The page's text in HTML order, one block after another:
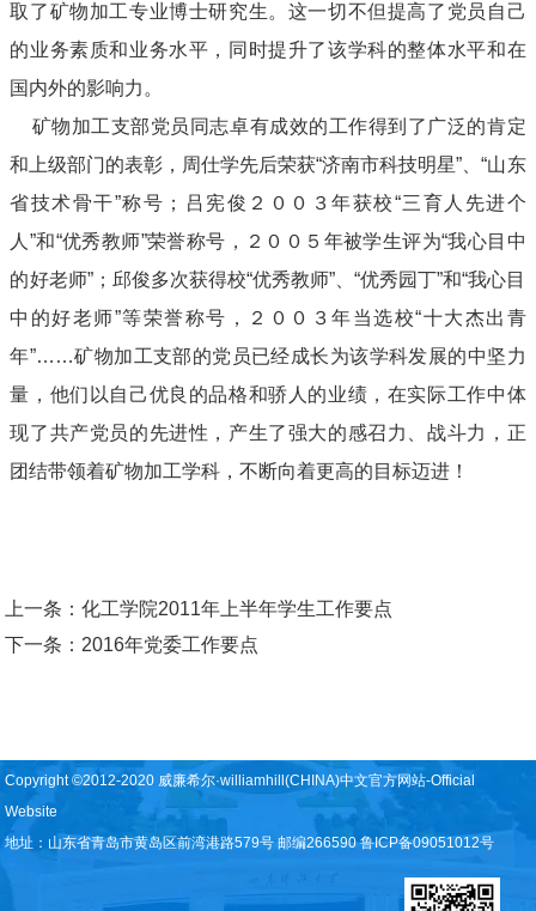
取了矿物加工专业博士研究生。这一切不但提高了党员自己
的业务素质和业务水平，同时提升了该学科的整体水平和在
国内外的影响力。
矿物加工支部党员同志卓有成效的工作得到了广泛的肯定
和上级部门的表彰，周仕学先后荣获“济南市科技明星”、“山东
省技术骨干”称号；吕宪俊２００３年获校“三育人先进个
人”和“优秀教师”荣誉称号，２００５年被学生评为“我心目中
的好老师”；邱俊多次获得校“优秀教师”、“优秀园丁”和“我心目
中的好老师”等荣誉称号，２００３年当选校“十大杰出青
年”……矿物加工支部的党员已经成长为该学科发展的中坚力
量，他们以自己优良的品格和骄人的业绩，在实际工作中体
现了共产党员的先进性，产生了强大的感召力、战斗力，正
团结带领着矿物加工学科，不断向着更高的目标迈进！
上一条：化工学院2011年上半年学生工作要点
下一条：2016年党委工作要点
Copyright ©2012-2020 威廉希尔·williamhill(CHINA)中文官方网站-Official
Website
地址：山东省青岛市黄岛区前湾港路579号 邮编266590 鲁ICP备09051012号